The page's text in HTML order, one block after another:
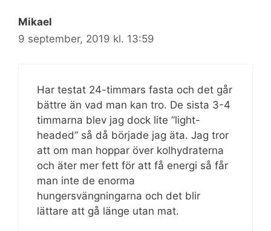
Mikael
9 september, 2019 kl. 13:59
Har testat 24-timmars fasta och det går
bättre än vad man kan tro. De sista 3-4
timmarna blev jag dock lite ”light-
headed” så då började jag äta. Jag tror
att om man hoppar över kolhydraterna
och äter mer fett för att få energi så får
man inte de enorma
hungersvängningarna och det blir
lättare att gå länge utan mat.